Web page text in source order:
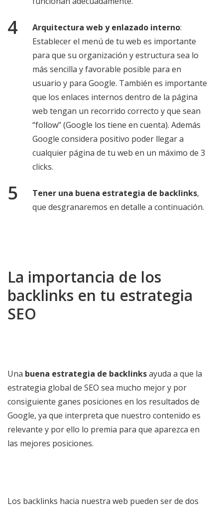
Arquitectura web y enlazado interno:
Establecer el menú de tu web es importante
para que su organización y estructura sea lo
más sencilla y favorable posible para en
usuario y para Google. También es importante
que los enlaces internos dentro de la página
web tengan un recorrido correcto y que sean
“follow” (Google los tiene en cuenta). Además
Google considera positivo poder llegar a
cualquier página de tu web en un máximo de 3
clicks.
Tener una buena estrategia de backlinks,
que desgranaremos en detalle a continuación.
La importancia de los
backlinks en tu estrategia
SEO
Una buena estrategia de backlinksayuda a que la
estrategia global de SEO sea mucho mejor y por
consiguiente ganes posiciones en los resultados de
Google, ya que interpreta que nuestro contenido es
relevante y por ello lo premia para que aparezca en
las mejores posiciones.
Los backlinks hacia nuestra web pueden ser de dos